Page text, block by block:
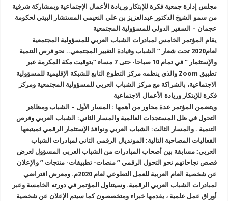
مجلس إدارة جمعية فكرة للإبتكار وريادة الأعمال الإجتماعية وبمشاركة شرفية
من سمو الشيخ الدكتور عبدالعزيز بن علي النعيمي المستشار البيئي لحكومة
عجمان – السفير الدولي للمسؤولية المجتمعية
يقام المؤتمر الخامس لمبادرات الشباب العربي للمسؤولية المجتمعية
لعام2020 تحت شعار ” الشباب وقيادة التغيير المجتمعي.. نحو فرص التنمية
والإستثمار ” في تمام 10 صباحا- حتى 7 مساء “بتوقيت مكة المكرمة عبر
تطبيق Zoom والذي ينظمه مركز التطوع التابع للشبكة الإقليمية للمسؤولية
الاجتماعية، بالشراكة مع مركز الشباب العربي للمسؤولية المجتمعية ومركز
فكرة للإبتكار وريادة الأعمال الاجتماعية
ويتضمن المؤتمر عدة محاور من أهمها : المسار الأول – الشباب ومظاهر
التحول في ظل المستجدات العالمية والمسار الثاني: الشباب العربي وفرص
التنمية . والمسار الثالث: الشباب العربي ونوافذ الإستثمار الرقمي ثميتبعها
الفعاليات المصاحبة التالية: المونديال الرقمي الثاني لمبادرات الشباب
العربي: مسابقة بين أصحاب المبادرات من الشباب العربي المسؤول لعرض
قصص نجاحاتهم نحو التحول الرقمي ” منصات- تطبيقات- منتجات ” والإعلان
عن شخصية العام العربية للعمل التطوعي لعام 2020م. ومعرض افتراضي
لمبادرات الشباب العربي الرقمية. وسيتناول المؤتمر في دورته الخامسة وعبر
أوراق عمل علمية ، يقدمها خبراء ومتخصصون كما سيتم الإعلان عن شخصية